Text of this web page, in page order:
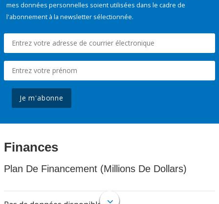
mes données personnelles soient utilisées dans le cadre de
l'abonnement à la newsletter sélectionnée.
Je m'abonne
Finances
Plan De Financement (Millions De Dollars)